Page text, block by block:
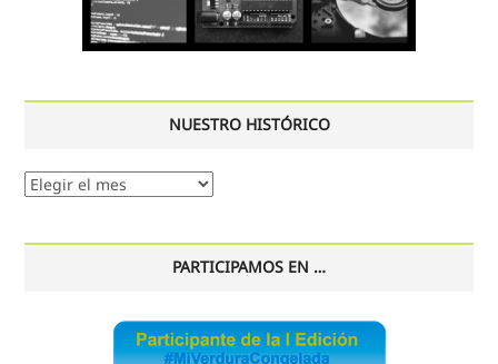
NUESTRO HISTÓRICO
Nuestro
PARTICIPAMOS EN …